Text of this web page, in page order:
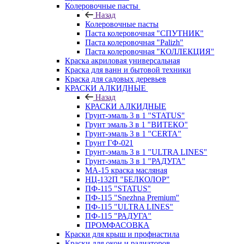
Колеровочные пасты
Назад
Колеровочные пасты
Паста колеровочная "СПУТНИК"
Паста колеровочная "Palizh"
Паста колеровочная "КОЛЛЕКЦИЯ"
Краска акриловая универсальная
Краска для ванн и бытовой техники
Краска для садовых деревьев
КРАСКИ АЛКИДНЫЕ
Назад
КРАСКИ АЛКИДНЫЕ
Грунт-эмаль 3 в 1 "STATUS"
Грунт эмаль 3 в 1 "ВИТЕКО"
Грунт-эмаль 3 в 1 "CERTA"
Грунт ГФ-021
Грунт-эмаль 3 в 1 "ULTRA LINES"
Грунт-эмаль 3 в 1 "РАДУГА"
МА-15 краска масляная
НЦ-132П "БЕЛКОЛОР"
ПФ-115 "STATUS"
ПФ-115 "Snezhna Premium"
ПФ-115 "ULTRA LINES"
ПФ-115 "РАДУГА"
ПРОМФАСОВКА
Краски для крыш и профнастила